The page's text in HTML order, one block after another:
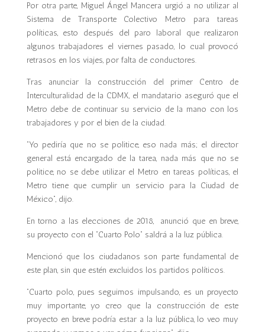
Por otra parte, Miguel Ángel Mancera urgió a no utilizar al
Sistema de Transporte Colectivo Metro para tareas
políticas, esto después del paro laboral que realizaron
algunos trabajadores el viernes pasado, lo cual provocó
retrasos en los viajes, por falta de conductores.
Tras anunciar la construcción del primer Centro de
Interculturalidad de la CDMX, el mandatario aseguró que el
Metro debe de continuar su servicio de la mano con los
trabajadores y por el bien de la ciudad.
“Yo pediría que no se politice, eso nada más; el director
general está encargado de la tarea, nada más que no se
politice, no se debe utilizar el Metro en tareas políticas, el
Metro tiene que cumplir un servicio para la Ciudad de
México”, dijo.
En torno a las elecciones de 2018, anunció que en breve,
su proyecto con el “Cuarto Polo” saldrá a la luz pública.
Mencionó que los ciudadanos son parte fundamental de
este plan, sin que estén excluidos los partidos políticos.
“Cuarto polo, pues seguimos impulsando, es un proyecto
muy importante, yo creo que la construcción de este
proyecto en breve podría estar a la luz pública, lo veo muy